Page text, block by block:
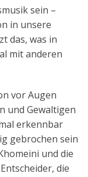
sein –
in unsere
das, was in
mit anderen
vor Augen
und Gewaltigen
erkennbar
gebrochen sein
und die
die